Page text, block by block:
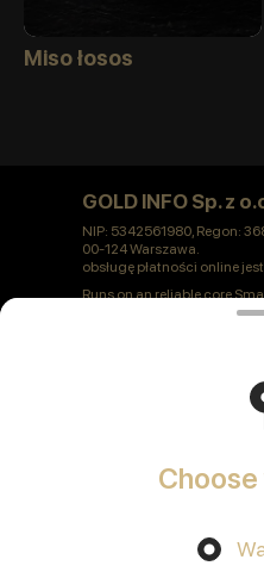
Miso łosos
GOLD INFO Sp. z
NIP: 5342561980, Regon:
00-124 Warszawa.
obsługę płatności online
Runs on an reliable core
Polityka